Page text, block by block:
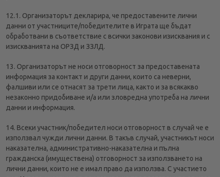
12.1. Организаторът декларира, че предоставените лични
данни от участниците/победителите в Играта ще бъдат
обработвани в съответствие с всички законови изисквания и с
изискванията на ОРЗД и ЗЗЛД.
13. Организаторът не носи отговорност за предоставената
информация за контакт и други данни, които са неверни,
фалшиви или се отнасят за трети лица, както и за всякакво
незаконно придобиване и/а или зловредна употреба на лични
данни и информация.
14. Всеки участник/победител носи отговорност в случай че е
използвал чужди лични данни. В такъв случай, участникът носи
наказателна, административно-наказателна и пълна
гражданска (имуществена) отговорност за използването на
лични данни, които не е имал право да използва. С участието